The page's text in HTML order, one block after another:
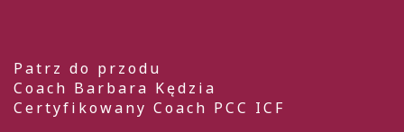
Patrz do przodu
Coach Barbara Kędzia
Certyfikowany Coach PCC ICF